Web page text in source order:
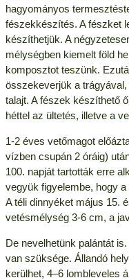
hagyományos
fészekkészítés. A fészket
készíthetjük. A
mélységben kiemelt föld
komposztot teszünk.
összekeverjük a
talajt. A fészek készíthető
héttel az ültetés, illetve a
1-2 éves vetőmagot
vízben csupán 2 óráig)
100. napját tartották erre
vegyük figyelembe, hogy a
A téli dinnyéket május 15.
vetésmélység 3-6 cm, a
De nevelhetünk palántát
van szüksége. Állandó
kerülhet, 4–6 lombleveles